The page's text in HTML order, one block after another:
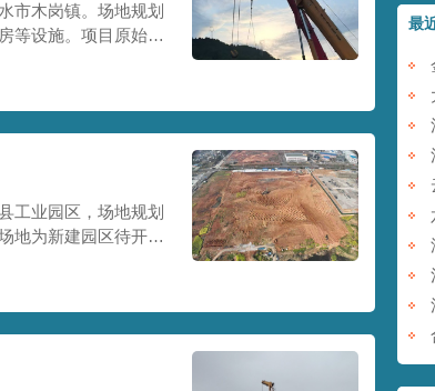
市木岗镇。场地规划
等设施。项目原始场
受货物堆放荷载，对
工业园区，场地规划
地为新建园区待开发
体变形等质量问题，
最